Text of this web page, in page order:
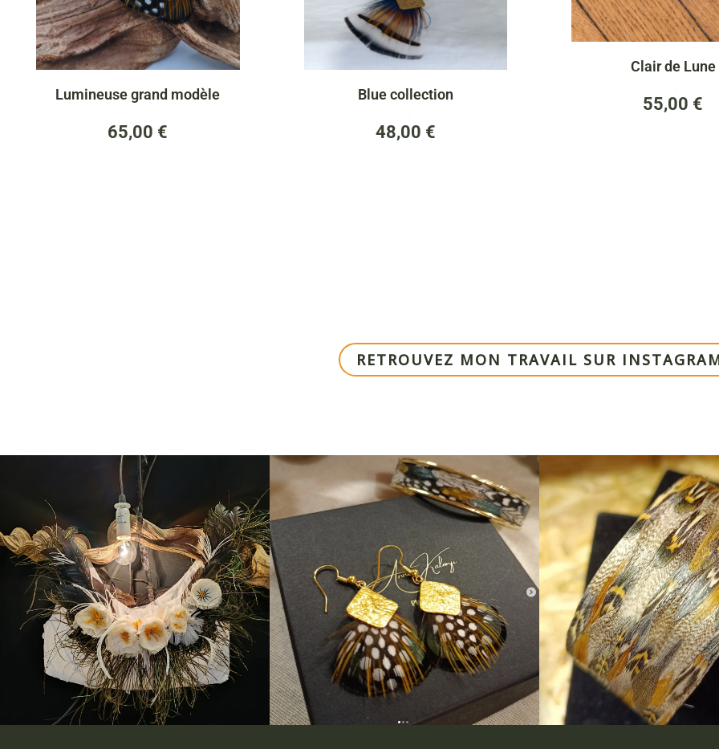
Lumineuse grand modèle
65,00 €
Blue collection
48,00 €
Clair de Lune
55,00 €
RETROUVEZ MON TRAVAIL SUR